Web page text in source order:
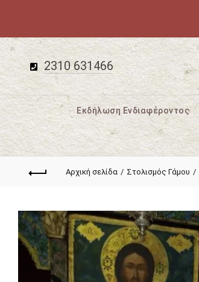
2310 631466
Εκδήλωση Ενδιαφέροντος
Αρχική σελίδα Στολισμός Γάμου